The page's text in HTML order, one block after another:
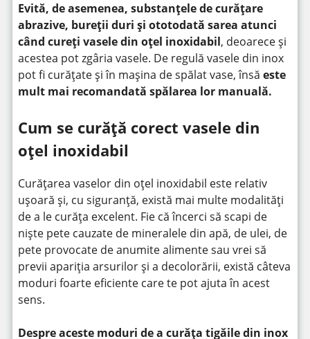
Evită, de asemenea, substanțele de curățare
abrazive, bureții duri și ototodată sarea atunci
când cureți vasele din oțel inoxidabil, deoarece și
acestea pot zgâria vasele. De regulă vasele din inox
pot fi curățate și în mașina de spălat vase, însă este
mult mai recomandată spălarea lor manuală.
Cum se curăță corect vasele din
oțel inoxidabil
Curățarea vaselor din oțel inoxidabil este relativ
ușoară și, cu siguranță, există mai multe modalități
de a le curăța excelent. Fie că încerci să scapi de
niște pete cauzate de mineralele din apă, de ulei, de
pete provocate de anumite alimente sau vrei să
previi apariția arsurilor și a decolorării, există câteva
moduri foarte eficiente care te pot ajuta în acest
sens.
Despre aceste moduri de a curăța tigăile din inox